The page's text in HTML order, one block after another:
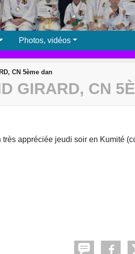
Photos, vidéos
CN 5ème dan
GIRARD, CN
appréciée jeudi soir en Kumité